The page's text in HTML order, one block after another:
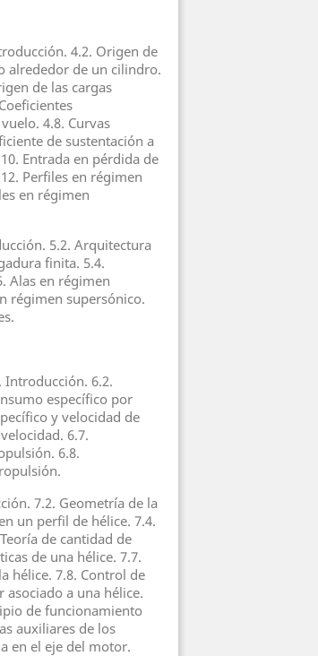
4.2. Origen de
alrededor de un cilindro.
de las cargas
4.8. Curvas
de sustentación a
Entrada en pérdida de
Perfiles en régimen
en régimen
5.2. Arquitectura
finita. 5.4.
Alas en régimen
régimen supersónico.
6.2.
específico por
y velocidad de
6.7.
6.8.
7.2. Geometría de la
un perfil de hélice. 7.4.
de cantidad de
de una hélice. 7.7.
hélice. 7.8. Control de
asociado a una hélice.
de funcionamiento
auxiliares de los
en el eje del motor.